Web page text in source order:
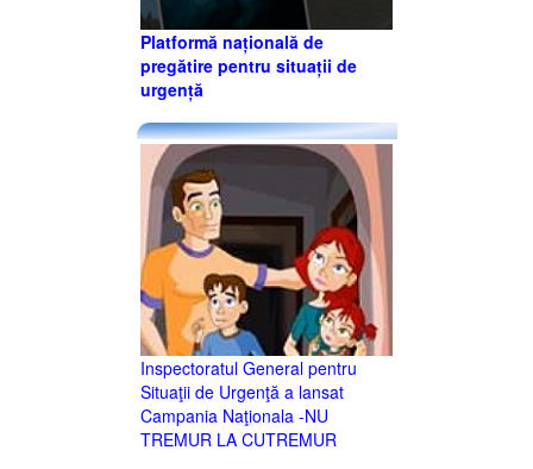
Platformă națională de
pregătire pentru situații de
urgență
Inspectoratul General pentru
Situaţii de Urgenţă a lansat
Campania Naţionala -NU
TREMUR LA CUTREMUR